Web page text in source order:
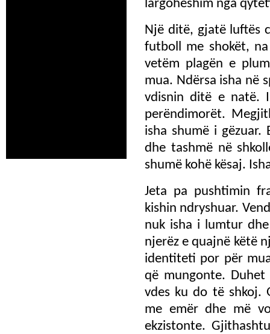
largoheshim nga
Një ditë, gjatë luftës
futboll me shokët,
vetëm plagën e
mua. Ndërsa isha në
vdisnin ditë e natë.
perëndimorët.
isha shumë i gëzuar.
dhe tashmë në
shumë kohë kësaj.
Jeta pa pushtimin
kishin ndryshuar.
nuk isha i lumtur
njerëz e quajnë këtë
identiteti por për
që mungonte.
vdes ku do të shkoj.
me emër dhe më
ekzistonte.